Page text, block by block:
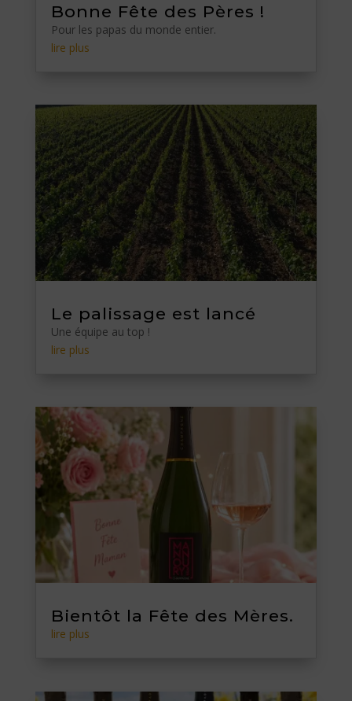
Bonne Fête des Pères !
Pour les papas du monde entier.
lire plus
Le palissage est lancé
Une équipe au top !
lire plus
Bientôt la Fête des Mères.
lire plus